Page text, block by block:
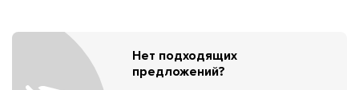
Нет подходящих
предложений?